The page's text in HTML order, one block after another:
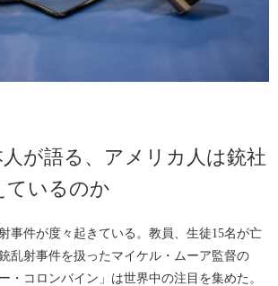
が語る、アメリカ人は銃社
ているのか
事件が度々起きている。教員、生徒15名が亡
乱射事件を扱ったマイケル・ムーア監督の
・コロンバイン」は世界中の注目を集めた。